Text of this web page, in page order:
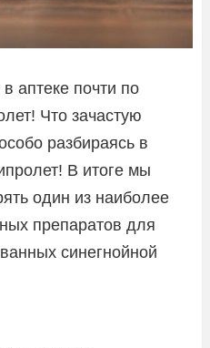
аптеке почти по
Что зачастую
разбираясь в
В итоге мы
один из наиболее
препаратов для
синегнойной